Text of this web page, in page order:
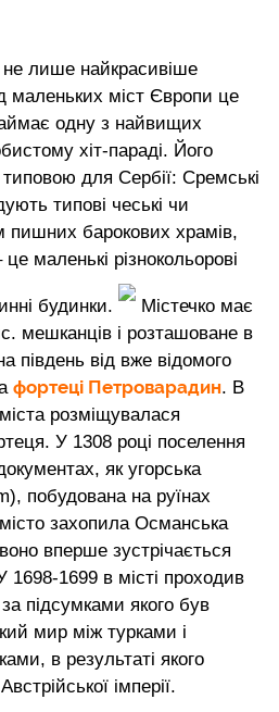
лише найкрасивіше
маленьких міст Європи це
одну з найвищих
хіт-параді. Його
для Сербії: Сремські
типові чеські чи
пишних барокових храмів,
маленькі різнокольорові
будинки.
Містечко має
мешканців і розташоване в
південь від вже відомого
фортеці Петроварадин. В
розміщувалася
У 1308 році поселення
як угорська
побудована на руїнах
захопила Османська
вперше зустрічається
1698-1699 в місті проходив
підсумками якого був
мир між турками і
в результаті якого
імперії.